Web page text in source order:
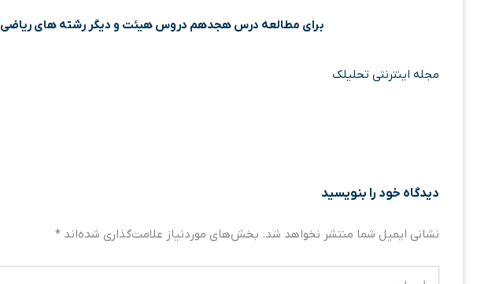
برای مطالعه درس هجدهم دروس هیئت و دیگر رشته های ریاضی
مجله اینترنتی تحلیلک
دیدگاه‌ خود را بنویسید
نشانی ایمیل شما منتشر نخواهد شد. بخش‌های موردنیاز علامت‌گذاری شده‌اند *